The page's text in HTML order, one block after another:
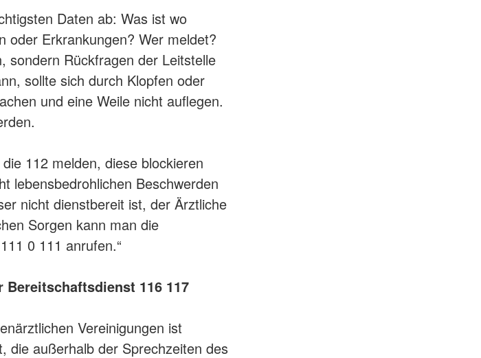
Daten ab: Was ist wo
oder Erkrankungen? Wer meldet?
sondern Rückfragen der Leitstelle
sollte sich durch Klopfen oder
und eine Weile nicht auflegen.
112 melden, diese blockieren
lebensbedrohlichen Beschwerden
nicht dienstbereit ist, der Ärztliche
Sorgen kann man die
0 111 anrufen.“
116 117
Vereinigungen ist
die außerhalb der Sprechzeiten des